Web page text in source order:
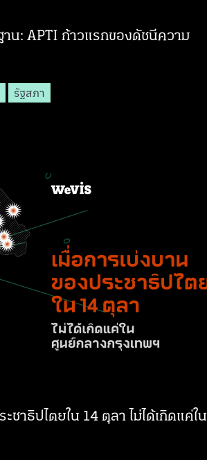
น: APTI ก้าวแรกของดัชนีความ
รัฐสภา
ชาธิปไตยใน 14 ตุลา ไม่ได้เกิดแค่ใน